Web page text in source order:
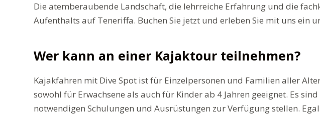
Die atemberaubende Landschaft, die lehrreiche Erfahrung und die
Aufenthalts auf Teneriffa. Buchen Sie jetzt und erleben Sie mit uns ein
Wer kann an einer Kajaktour teilnehmen?
Kajakfahren mit Dive Spot ist für Einzelpersonen und Familien aller
sowohl für Erwachsene als auch für Kinder ab 4 Jahren geeignet. Es
notwendigen Schulungen und Ausrüstungen zur Verfügung stellen.